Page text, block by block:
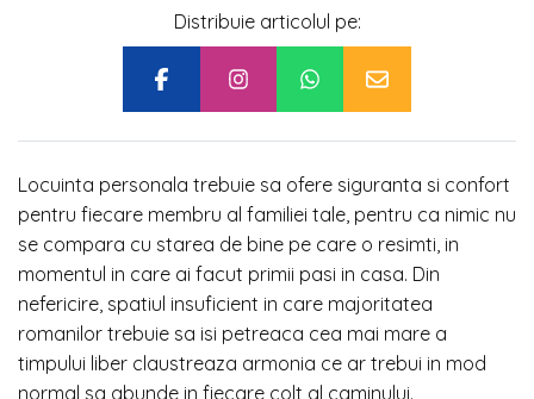
Distribuie articolul pe:
Locuinta personala trebuie sa ofere siguranta si confort
pentru fiecare membru al familiei tale, pentru ca nimic nu
se compara cu starea de bine pe care o resimti, in
momentul in care ai facut primii pasi in casa. Din
nefericire, spatiul insuficient in care majoritatea
romanilor trebuie sa isi petreaca cea mai mare a
timpului liber claustreaza armonia ce ar trebui in mod
normal sa abunde in fiecare colt al caminului.